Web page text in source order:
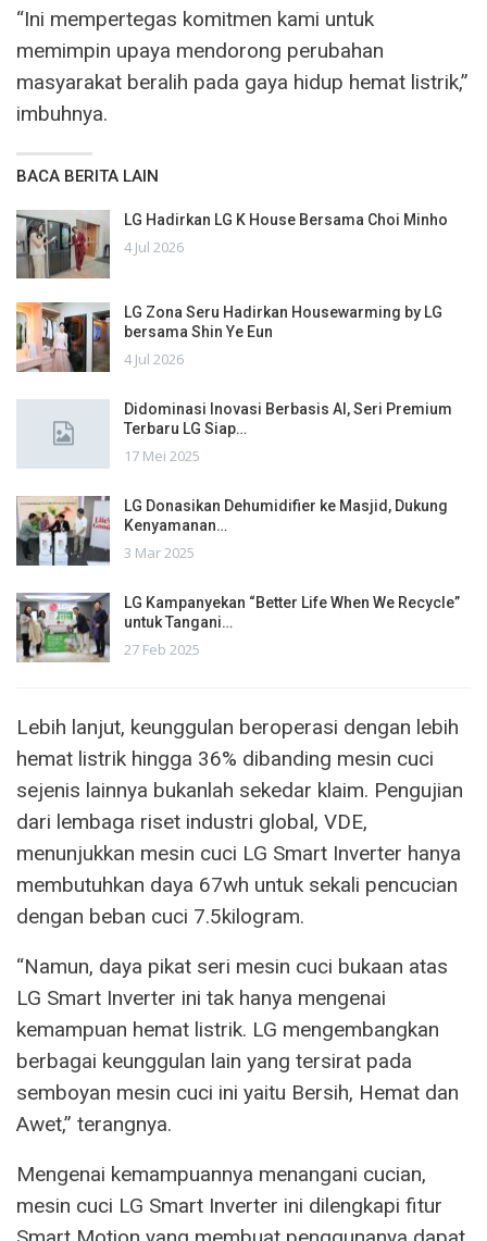
“Ini mempertegas komitmen kami untuk
memimpin upaya mendorong perubahan
masyarakat beralih pada gaya hidup hemat listrik,”
imbuhnya.
BACA BERITA LAIN
LG Hadirkan LG K House Bersama Choi Minho
4 Jul 2026
LG Zona Seru Hadirkan Housewarming by LG
bersama Shin Ye Eun
4 Jul 2026
Didominasi Inovasi Berbasis AI, Seri Premium
Terbaru LG Siap…
17 Mei 2025
LG Donasikan Dehumidifier ke Masjid, Dukung
Kenyamanan…
3 Mar 2025
LG Kampanyekan “Better Life When We Recycle”
untuk Tangani…
27 Feb 2025
Lebih lanjut, keunggulan beroperasi dengan lebih
hemat listrik hingga 36% dibanding mesin cuci
sejenis lainnya bukanlah sekedar klaim. Pengujian
dari lembaga riset industri global, VDE,
menunjukkan mesin cuci LG Smart Inverter hanya
membutuhkan daya 67wh untuk sekali pencucian
dengan beban cuci 7.5kilogram.
“Namun, daya pikat seri mesin cuci bukaan atas
LG Smart Inverter ini tak hanya mengenai
kemampuan hemat listrik. LG mengembangkan
berbagai keunggulan lain yang tersirat pada
semboyan mesin cuci ini yaitu Bersih, Hemat dan
Awet,” terangnya.
Mengenai kemampuannya menangani cucian,
mesin cuci LG Smart Inverter ini dilengkapi fitur